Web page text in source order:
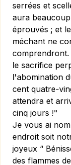
serrées et
aura
éprouvés ; et
méchant ne
le sacrifice
l'abomination
cent quatre-
attendra et
cinq jours !"
Je vous ai
endroit soit
joyeux “
des flammes